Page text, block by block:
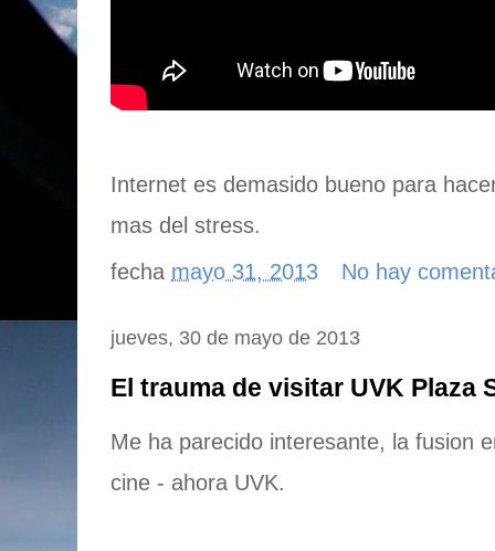
Internet es demasido bueno para
mas del stress.
fecha mayo 31, 2013 No hay
jueves, 30 de mayo de 2013
El trauma de visitar UVK Plaza
Me ha parecido interesante, la fusion
cine - ahora UVK.